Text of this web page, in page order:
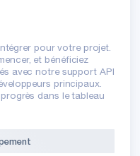
pour votre projet.
et bénéficiez
avec notre support API
principaux.
dans le tableau